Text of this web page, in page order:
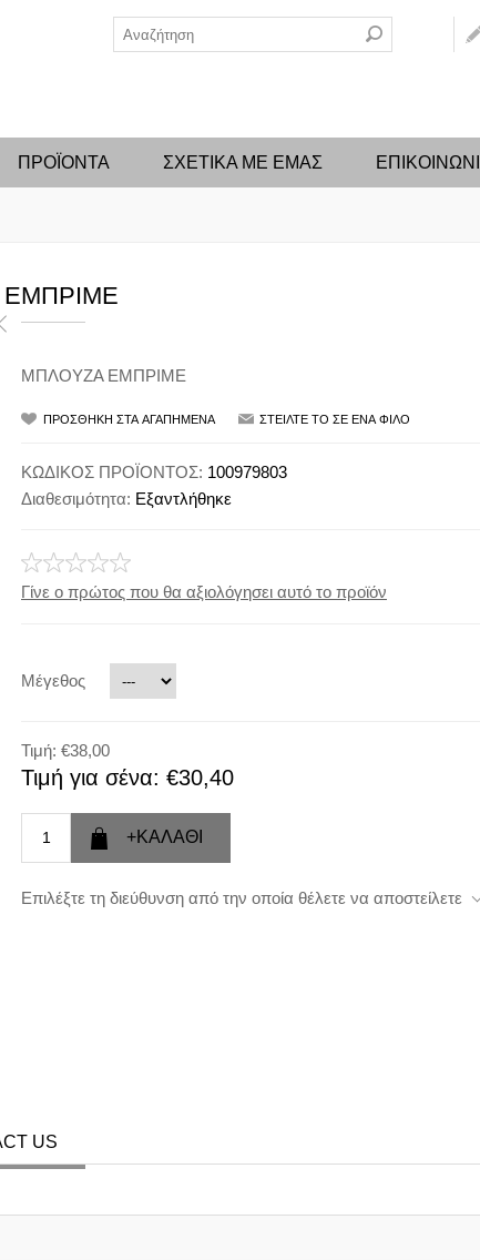
ΠΡΟΪΟΝΤΑ ΣΧΕΤΙΚΑ ΜΕ ΕΜΑΣ
ΜΠΛΟΥΖΑ ΕΜΠΡΙΜΕ
ΚΩΔΙΚΟΣ ΠΡΟΪΟΝΤΟΣ: 100979803
Διαθεσιμότητα: Εξαντλήθηκε
Γίνε ο πρώτος που θα αξιολόγησει αυτό το προϊόν
Μέγεθος
Τιμή: €38,00
Τιμή για σένα: €30,40
Επιλέξτε τη διεύθυνση από την οποία θέλετε να αποστείλετε
US